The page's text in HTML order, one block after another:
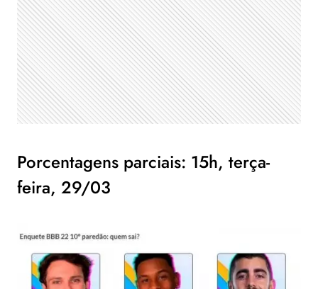
Porcentagens parciais: 15h, terça-
feira, 29/03